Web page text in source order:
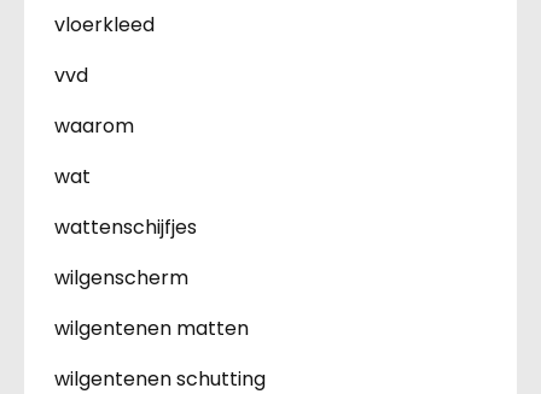
vloerkleed
vvd
waarom
wat
wattenschijfjes
wilgenscherm
wilgentenen matten
wilgentenen schutting